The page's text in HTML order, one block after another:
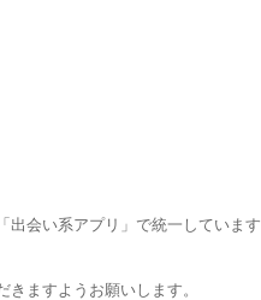
出会い系アプリ」で統一しています
ますようお願いします。